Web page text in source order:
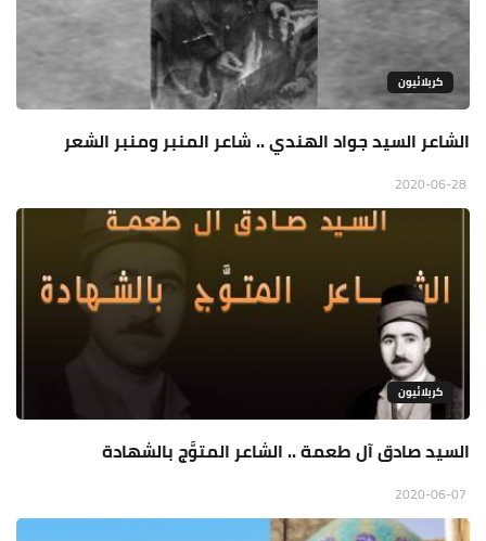
كربلائيون
الشاعر السيد جواد الهندي .. شاعر المنبر ومنبر الشعر
كربلائيون
السيد صادق آل طعمة .. الشاعر المتوَّج بالشهادة